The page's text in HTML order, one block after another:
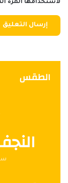
لاستخدامها المرة
الطقس